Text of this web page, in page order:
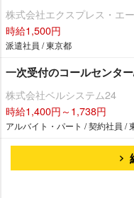
株式会社エクスプレス・エ
時給1,500円
派遣社員 / 東京都
一次受付のコールセンタ
株式会社ベルシステム24
時給1,400円～1,738円
アルバイト・パート / 契約社員 /